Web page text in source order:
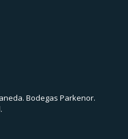
Bodegas Parkenor.